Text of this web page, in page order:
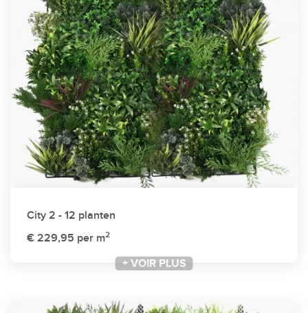
City 2 - 12 planten
€ 229,95 per m2
+ VOIR PLUS